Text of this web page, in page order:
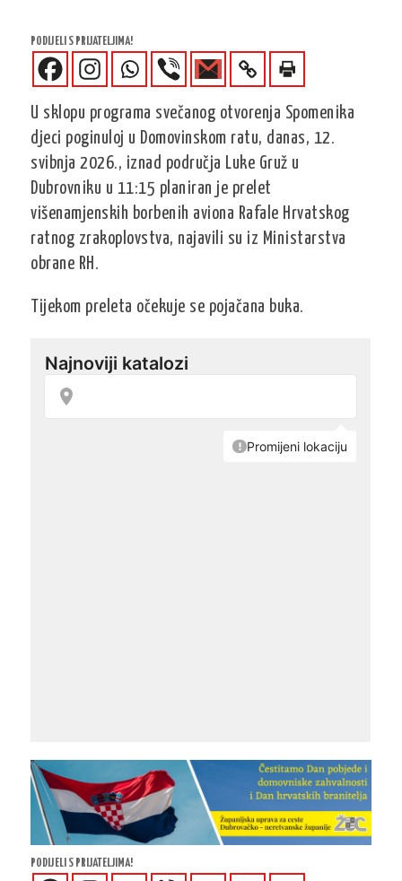
PODIJELI S PRIJATELJIMA!
U sklopu programa svečanog otvorenja Spomenika
djeci poginuloj u Domovinskom ratu, danas, 12.
svibnja 2026., iznad područja Luke Gruž u
Dubrovniku u 11:15 planiran je prelet
višenamjenskih borbenih aviona Rafale Hrvatskog
ratnog zrakoplovstva, najavili su iz Ministarstva
obrane RH.
Tijekom preleta očekuje se pojačana buka.
PODIJELI S PRIJATELJIMA!